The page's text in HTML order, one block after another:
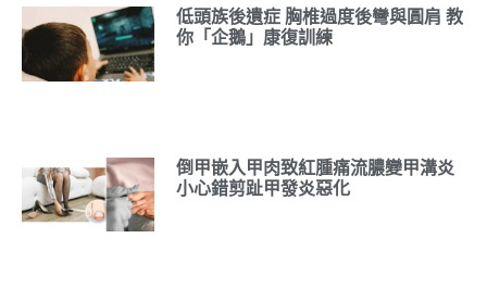
低頭族後遺症 胸椎過度後彎與圓肩 教
你「企鵝」康復訓練
倒甲嵌入甲肉致紅腫痛流膿變甲溝炎
小心錯剪趾甲發炎惡化